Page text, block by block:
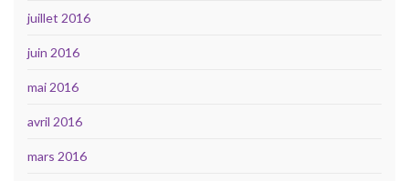
juillet 2016
juin 2016
mai 2016
avril 2016
mars 2016